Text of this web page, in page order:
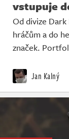
vstupuje
Od divize
hráčům a do
značek.
Jan Kalný